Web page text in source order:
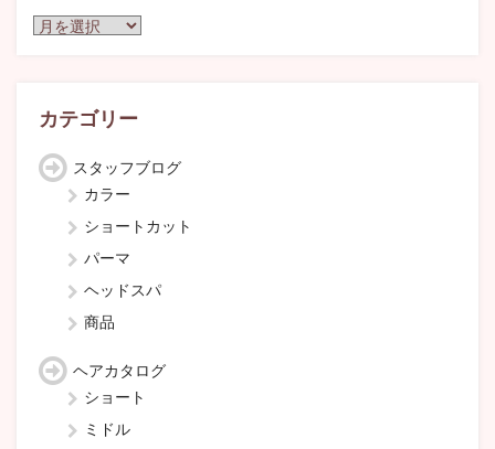
ア
ブ
カテゴリー
スタッフブログ
カラー
ショートカット
パーマ
ヘッドスパ
商品
ヘアカタログ
ショート
ミドル